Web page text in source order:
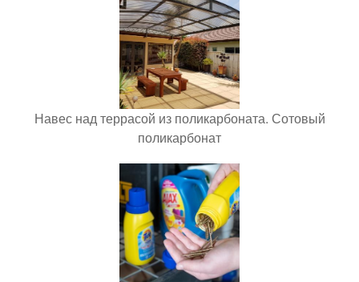
Навес над террасой из поликарбоната. Сотовый
поликарбонат